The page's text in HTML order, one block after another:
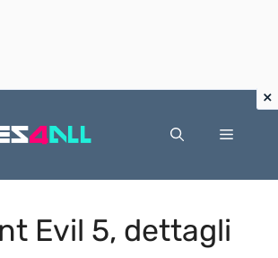
Menu
Evil 5, dettagli